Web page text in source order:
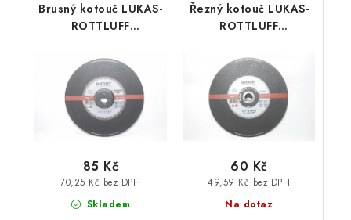
Brusný kotouč LUKAS-
ROTTLUFF
Skladem
70,25 Kč bez DPH
85 Kč
Řezný kotouč LUKAS-
ROTTLUFF
Na dotaz
49,59 Kč bez DPH
60 Kč